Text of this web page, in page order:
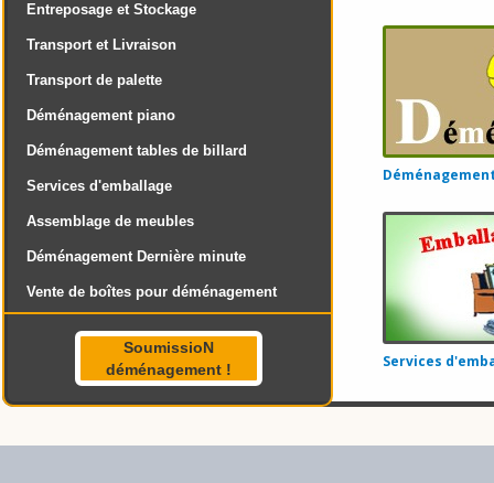
Entreposage et Stockage
Transport et Livraison
Transport de palette
Déménagement piano
Déménagement tables de billard
Services d'emballage
Assemblage de meubles
Déménagement Dernière minute
Vente de boîtes pour déménagement
SoumissioN
déménagement !
Services